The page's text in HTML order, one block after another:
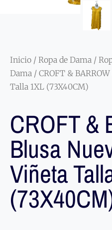
Inicio / Ropa de Dama /
Dama / CROFT &
Talla 1XL (73X40CM)
CROFT &
Blusa
Viñeta